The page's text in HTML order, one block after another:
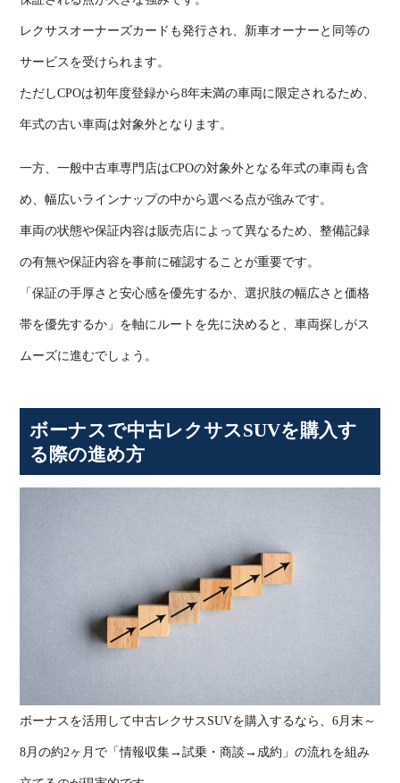
レクサスオーナーズカードも発行され、新車オーナーと同等の
サービスを受けられます。
ただしCPOは初年度登録から8年未満の車両に限定されるため、
年式の古い車両は対象外となります。
一方、一般中古車専門店はCPOの対象外となる年式の車両も含
め、幅広いラインナップの中から選べる点が強みです。
車両の状態や保証内容は販売店によって異なるため、整備記録
の有無や保証内容を事前に確認することが重要です。
「保証の手厚さと安心感を優先するか、選択肢の幅広さと価格
帯を優先するか」を軸にルートを先に決めると、車両探しがス
ムーズに進むでしょう。
ボーナスで中古レクサスSUVを購入す
る際の進め方
ボーナスを活用して中古レクサス SUVを購入するなら、6 月末～
8 月の約2 ヶ月で「情報収集→試乗・商談 → 成約」の流れを組み